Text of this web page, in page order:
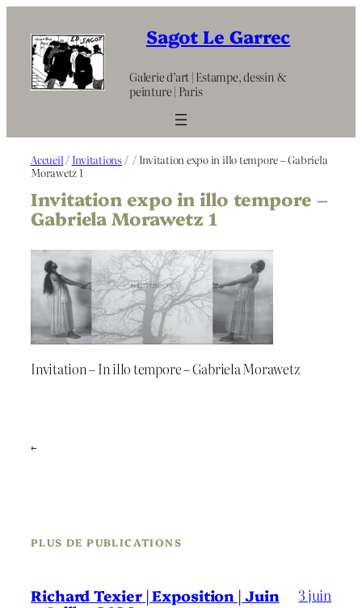
contenu
Sagot Le Garrec
Galerie d’art | Estampe, dessin &
peinture | Paris
Accueil / Invitations / / Invitation expo in illo tempore – Gabriela
Morawetz 1
Invitation expo in illo tempore –
Gabriela Morawetz 1
Invitation – In illo tempore – Gabriela Morawetz
←
PLUS DE PUBLICATIONS
Richard Texier | Exposition | Juin
3 juin